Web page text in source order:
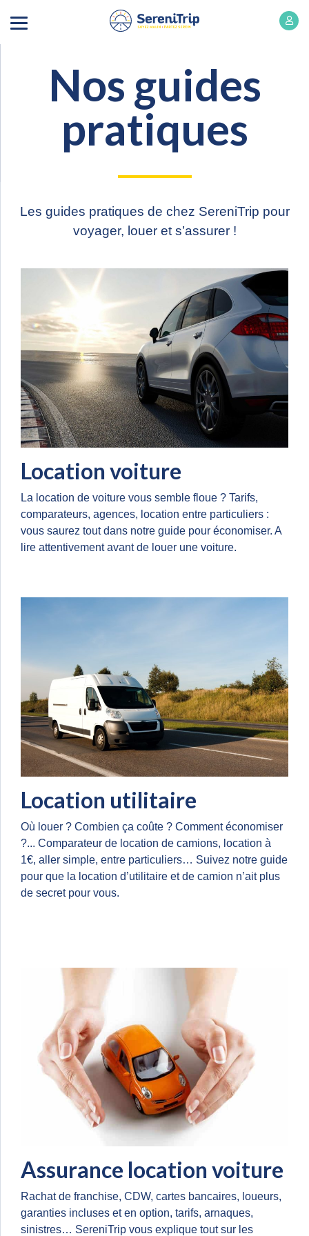
Nos guides
pratiques
Les guides pratiques de chez SereniTrip pour
voyager, louer et s’assurer !
Location voiture
La location de voiture vous semble floue ? Tarifs,
comparateurs, agences, location entre particuliers :
vous saurez tout dans notre guide pour économiser. A
lire attentivement avant de louer une voiture.
Location utilitaire
Où louer ? Combien ça coûte ? Comment économiser
?... Comparateur de location de camions, location à
1€, aller simple, entre particuliers… Suivez notre guide
pour que la location d’utilitaire et de camion n’ait plus
de secret pour vous.
Assurance location voiture
Rachat de franchise, CDW, cartes bancaires, loueurs,
garanties incluses et en option, tarifs, arnaques,
sinistres… SereniTrip vous explique tout sur les